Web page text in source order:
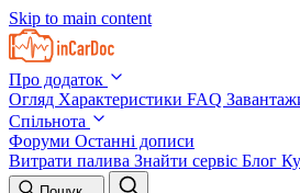
Skip to main content
Про додаток
Огляд Характеристики FAQ
Спільнота
Форуми Останні дописи
Витрати палива Знайти сервіс Блог